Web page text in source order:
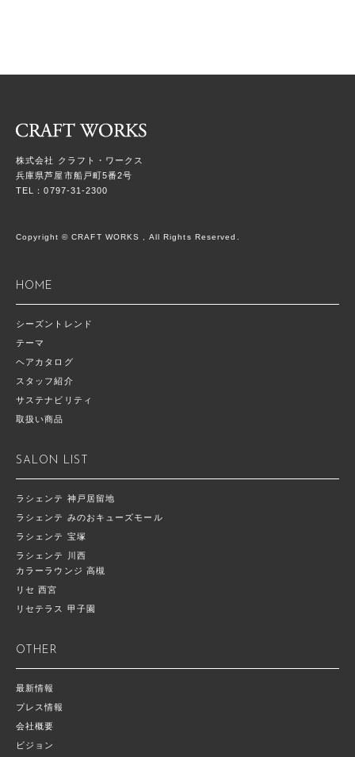
株式会社 クラフト・ワークス
兵庫県芦屋市船戸町5番2号
TEL：0797-31-2300
Copyright © CRAFT WORKS , All Rights Reserved.
HOME
シーズントレンド
テーマ
ヘアカタログ
スタッフ紹介
サステナビリティ
取扱い商品
SALON LIST
ラシェンテ 神戸居留地
ラシェンテ みのおキューズモール
ラシェンテ 宝塚
ラシェンテ 川西
カラーラウンジ 高槻
リセ 西宮
リセテラス 甲子園
OTHER
最新情報
プレス情報
会社概要
ビジョン